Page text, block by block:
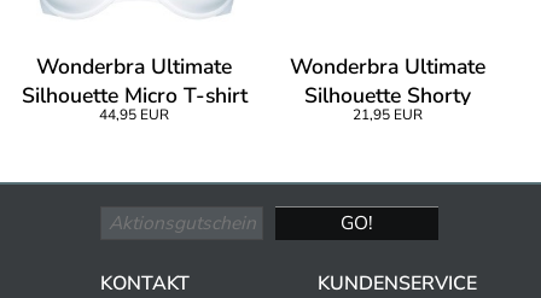
Wonderbra Ultimate
Silhouette Micro T-shirt
Bra
44,95 EUR
Wonderbra Ultimate
Silhouette Shorty
21,95 EUR
KONTAKT KUNDENSERVICE